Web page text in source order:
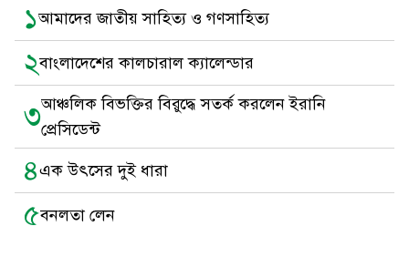
১আমাদের জাতীয় সাহিত্য ও গণসাহিত্য
২বাংলাদেশের কালচারাল ক্যালেন্ডার
৩আঞ্চলিক বিভক্তির বিরুদ্ধে সতর্ক করলেন ইরানি
প্রেসিডেন্ট
৪এক উৎসের দুই ধারা
৫বনলতা লেন